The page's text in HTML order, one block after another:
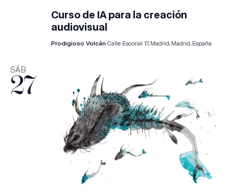
Curso de IA para la creación
audiovisual
Prodigioso Volcán Calle Escorial 17, Madrid, Madrid, España
SÁB
27